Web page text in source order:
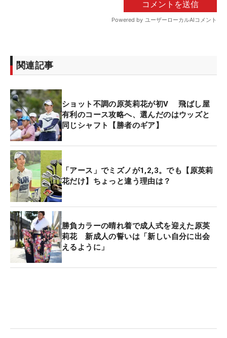
関連記事
ショット不調の原英莉花が初V 飛ばし屋
有利のコース攻略へ、選んだのはウッズと
同じシャフト【勝者のギア】
「アース」でミズノが1,2,3。でも【原英莉
花だけ】ちょっと違う理由は？
勝負カラーの晴れ着で成人式を迎えた原英
莉花 新成人の誓いは「新しい自分に出会
えるように」